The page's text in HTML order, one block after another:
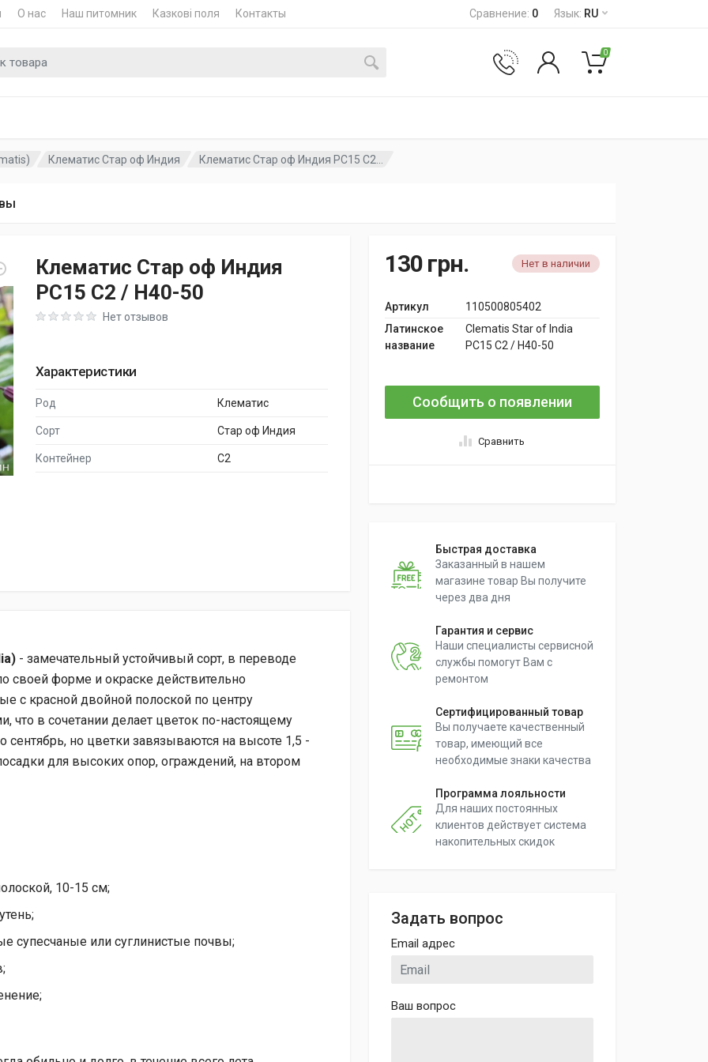
О нас Наш питомник Казкові поля Контакты Сравнение: 0 Язык: RU
0
Клематис Стар оф Индия Клематис Стар оф Индия PC15 C2...
Клематис Стар оф Индия
PC15 C2 / H40-50
Rating: 0 out of 5Нет отзывов
Характеристики
Род Клематис
Сорт Стар оф Индия
Контейнер C2
130 грн. Нет в наличии
Артикул
110500805402
Латинское
название
Clematis Star of India
PC15 C2 / H40-50
Сообщить о появлении
Сравнить
Быстрая доставка
Заказанный в нашем
магазине товар Вы получите
через два дня
Гарантия и сервис
Наши специалисты сервисной
службы помогут Вам с
ремонтом
Сертифицированный товар
Вы получаете качественный
товар, имеющий все
необходимые знаки качества
Программа лояльности
Для наших постоянных
клиентов действует система
накопительных скидок
Задать вопрос
Email адрес
Ваш вопрос
- замечательный устойчивый сорт, в переводе
своей форме и окраске действительно
с красной двойной полоской по центру
в сочетании делает цветок по-настоящему
но цветки завязываются на высоте 1,5 -
для высоких опор, ограждений, на втором
10-15 см;
супесчаные или суглинистые почвы;